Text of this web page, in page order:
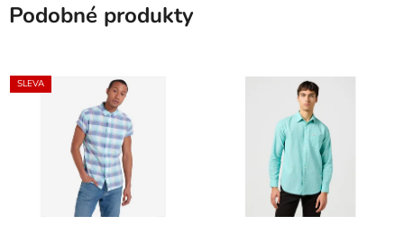
Podobné produkty
SLEVA